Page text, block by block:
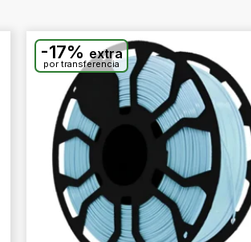
-17% extra
por transferencia